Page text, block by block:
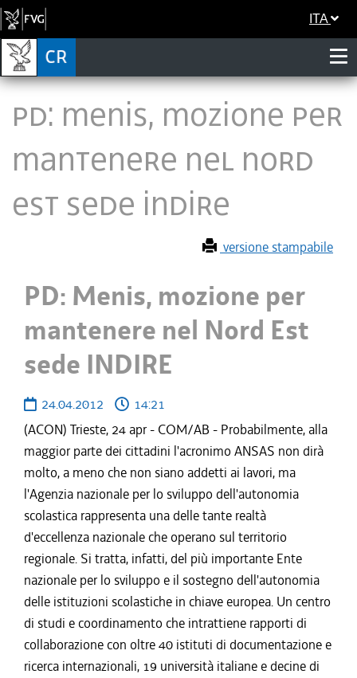
ITA
PD: Menis, mozione per
mantenere nel Nord
Est sede INDIRE
versione stampabile
PD: Menis, mozione per
mantenere nel Nord Est
sede INDIRE
24.04.2012
14:21
(ACON) Trieste, 24 apr - COM/AB - Probabilmente, alla
maggior parte dei cittadini l'acronimo ANSAS non dirà
molto, a meno che non siano addetti ai lavori, ma
l'Agenzia nazionale per lo sviluppo dell'autonomia
scolastica rappresenta una delle tante realtà
d'eccellenza nazionale che operano sul territorio
regionale. Si tratta, infatti, del più importante Ente
nazionale per lo sviluppo e il sostegno dell'autonomia
delle istituzioni scolastiche in chiave europea. Un centro
di studi e coordinamento che intrattiene rapporti di
collaborazione con oltre 40 istituti di documentazione e
ricerca internazionali, 19 università italiane e decine di